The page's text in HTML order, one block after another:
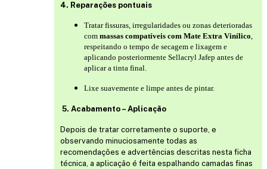
4. Reparações pontuais
Tratar fissuras, irregularidades ou zonas deterioradas
com massas compatíveis com Mate Extra Vinílico,
respeitando o tempo de secagem e lixagem e
aplicando posteriormente Sellacryl Jafep antes de
aplicar a tinta final.
Lixe suavemente e limpe antes de pintar.
5. Acabamento – Aplicação
Depois de tratar corretamente o suporte, e
observando minuciosamente todas as
recomendações e advertências descritas nesta ficha
técnica, a aplicação é feita espalhando camadas finas